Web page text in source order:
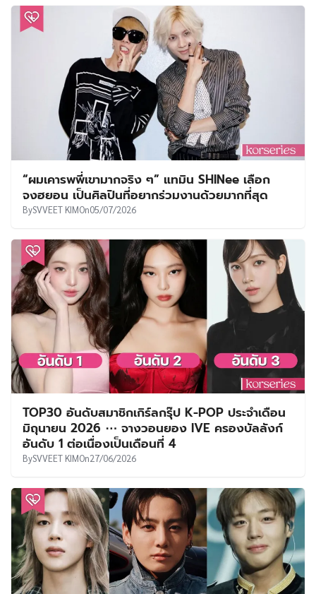
“ผมเคารพพี่เขามากจริง ๆ” แทมิน SHINee เลือก
จงฮยอน เป็นศิลปินที่อยากร่วมงานด้วยมากที่สุด
BySVVEET KIMOn05/07/2026
TOP30 อันดับสมาชิกเกิร์ลกรุ๊ป K-POP ประจำเดือน
มิถุนายน 2026 ⋯ จางวอนยอง IVE ครองบัลลังก์
อันดับ 1 ต่อเนื่องเป็นเดือนที่ 4
BySVVEET KIMOn27/06/2026